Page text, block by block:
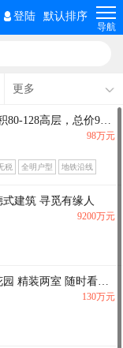
登陆 默认排序
导航
更多
城阳鑫江新房，双地铁。面积80-128高层，总价98万起。
税 全明户型 地铁沿线
98万元
建筑 寻觅有缘人
9200万元
家佳源 实验二小 万科春阳花园 精装两室 随时看房 诚心出售
130万元